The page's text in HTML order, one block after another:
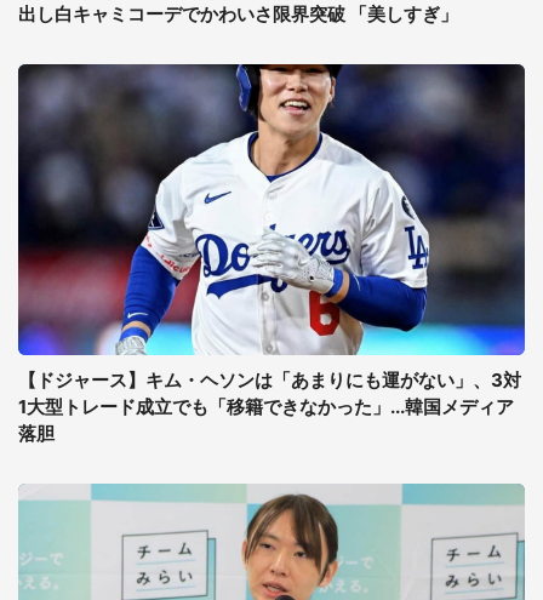
出し白キャミコーデでかわいさ限界突破 「美しすぎ」
【ドジャース】キム・ヘソンは「あまりにも運がない」、3対
1大型トレード成立でも「移籍できなかった」...韓国メディア
落胆